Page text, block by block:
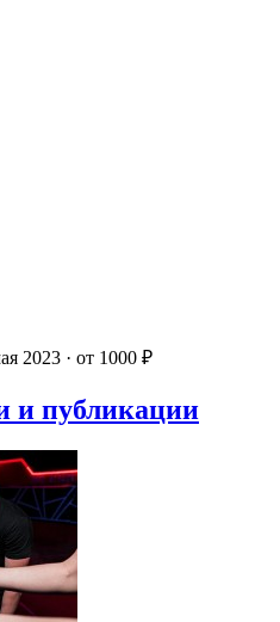
2023 · от 1000 ₽
и публикации